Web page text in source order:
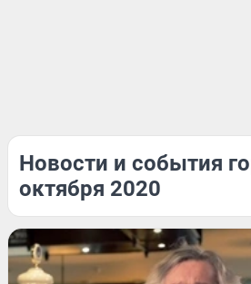
Новости и события
октября 2020